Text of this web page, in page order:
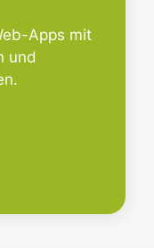
Apps mit
und